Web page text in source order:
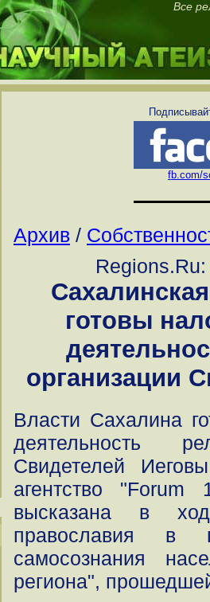
Все
fb.com/
Архив /
готовы
организации
Власти Сахалина
деятельность
Свидетелей
агентство
высказана в
православия в
самосознания
региона",